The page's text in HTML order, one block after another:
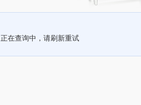
正在查询中，请刷新重试